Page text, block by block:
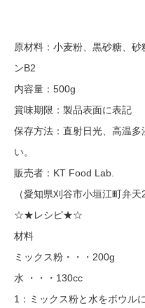
原材料：小麦粉、黒砂糖、
ンB2
内容量：500g
賞味期限：製品表面に表記
保存方法：直射日光、高温
い。
販売者：KT Food Lab.
（愛知県刈谷市小垣江町弁天
☆★レシピ★☆
材料
ミックス粉・・・200g
水 ・・・130cc
1：ミックス粉と水をボウル